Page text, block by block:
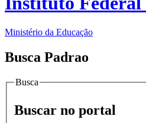
Ministério da Educação
Busca Padrao
Busca
Buscar no portal